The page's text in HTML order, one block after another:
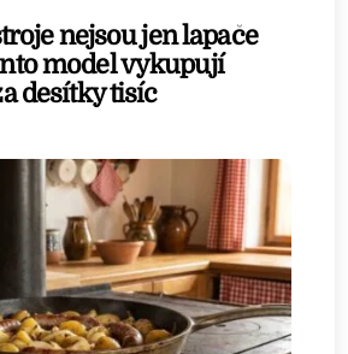
nejsou jen lapače
model vykupují
desítky tisíc